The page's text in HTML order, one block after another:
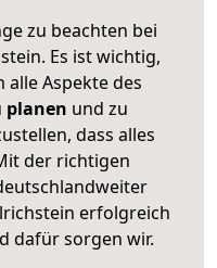
zu beachten bei
Es ist wichtig,
alle Aspekte des
planen und zu
dass alles
der richtigen
erfolgreich
dafür sorgen wir.